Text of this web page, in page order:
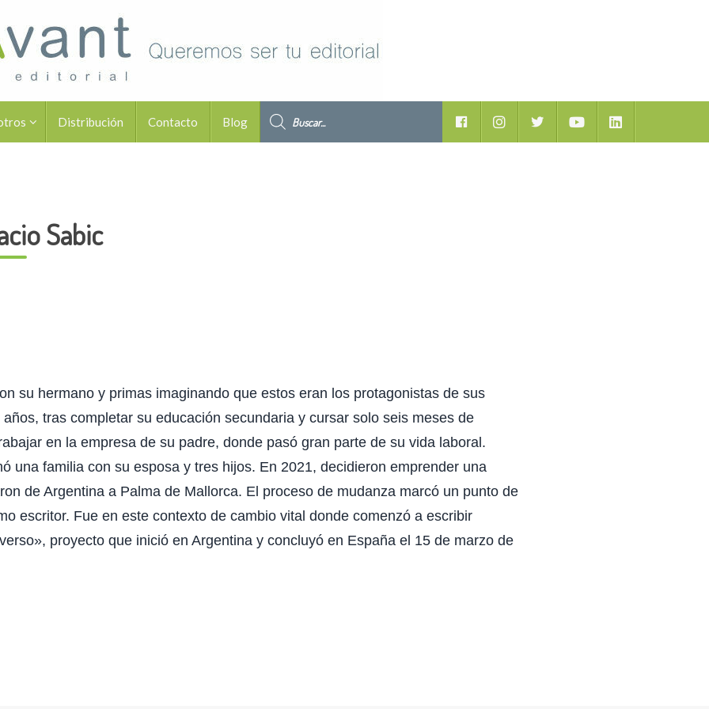
Distribución Contacto Blog
Facebook YoutubeLinkedIn
Sabic
su hermano y primas imaginando que estos eran los protagonistas de sus
tras completar su educación secundaria y cursar solo seis meses de
en la empresa de su padre, donde pasó gran parte de su vida laboral.
una familia con su esposa y tres hijos. En 2021, decidieron emprender una
de Argentina a Palma de Mallorca. El proceso de mudanza marcó un punto de
escritor. Fue en este contexto de cambio vital donde comenzó a escribir
proyecto que inició en Argentina y concluyó en España el 15 de marzo de